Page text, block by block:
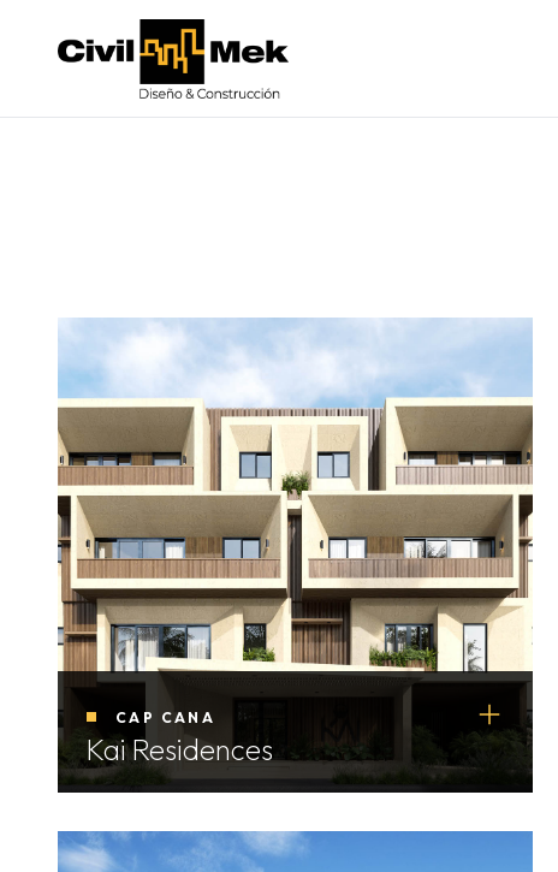
Civil-Mek
CAP CANA
Kai Residences